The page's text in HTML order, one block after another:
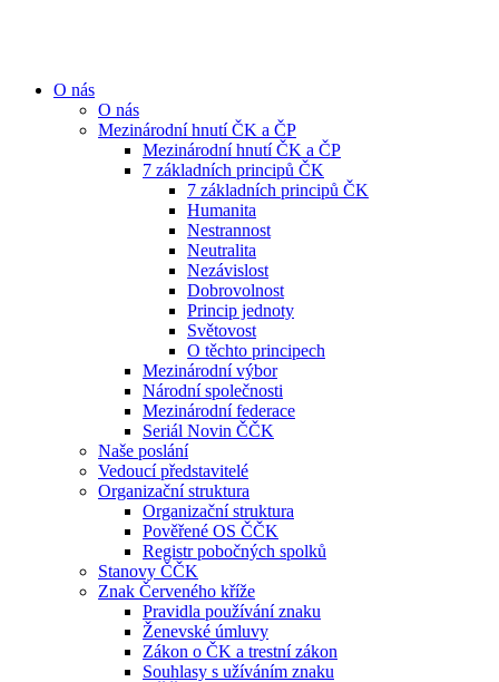
O nás
O nás
Mezinárodní hnutí ČK a ČP
Mezinárodní hnutí ČK a ČP
7 základních principů ČK
7 základních principů ČK
Humanita
Nestrannost
Neutralita
Nezávislost
Dobrovolnost
Princip jednoty
Světovost
O těchto principech
Mezinárodní výbor
Národní společnosti
Mezinárodní federace
Seriál Novin ČČK
Naše poslání
Vedoucí představitelé
Organizační struktura
Organizační struktura
Pověřené OS ČČK
Registr pobočných spolků
Stanovy ČČK
Znak Červeného kříže
Pravidla používání znaku
Ženevské úmluvy
Zákon o ČK a trestní zákon
Souhlasy s užíváním znaku